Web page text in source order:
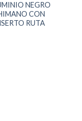
NEGRO
CON
RUTA